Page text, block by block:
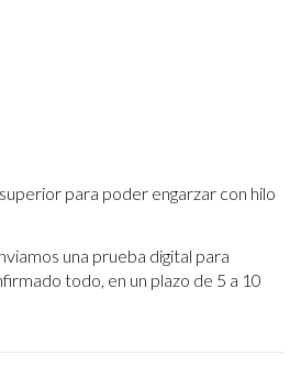
para poder engarzar con hilo
una prueba digital para
todo, en un plazo de 5 a 10